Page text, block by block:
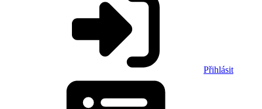
Přihlásit